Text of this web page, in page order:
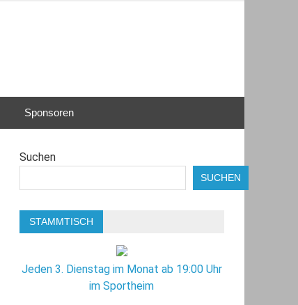
Sponsoren
Suchen
SUCHEN
STAMMTISCH
Jeden 3. Dienstag im Monat ab 19:00 Uhr
im Sportheim